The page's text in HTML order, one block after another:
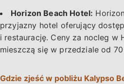
Horizon Beach Hotel:
przyjazny hotel oferujący
i restaurację. Ceny za nocleg w
mieszczą się w przedziale od
Gdzie zjeść w pobliżu Kalypso